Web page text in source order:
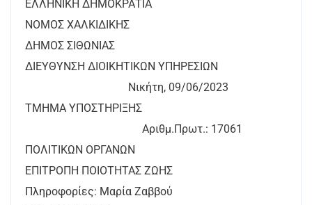
ΕΛΛΗΝΙΚΗ ΔΗΜΟΚΡΑΤΙΑ
ΝΟΜΟΣ ΧΑΛΚΙΔΙΚΗΣ
ΔΗΜΟΣ ΣΙΘΩΝΙΑΣ
ΔΙΕΥΘΥΝΣΗ ΔΙΟΙΚΗΤΙΚΩΝ ΥΠΗΡΕΣΙΩΝ
Νικήτη, 09/06/2023
ΤΜΗΜΑ ΥΠΟΣΤΗΡΙΞΗΣ
Αριθμ.Πρωτ.: 17061
ΠΟΛΙΤΙΚΩΝ ΟΡΓΑΝΩΝ
ΕΠΙΤΡΟΠΗ ΠΟΙΟΤΗΤΑΣ ΖΩΗΣ
Πληροφορίες: Μαρία Ζαββού